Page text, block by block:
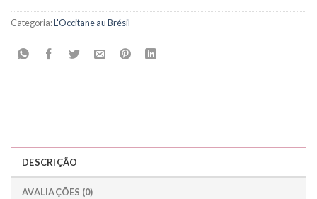
Categoria:L'Occitane au Brésil
DESCRIÇÃO
AVALIAÇÕES (0)